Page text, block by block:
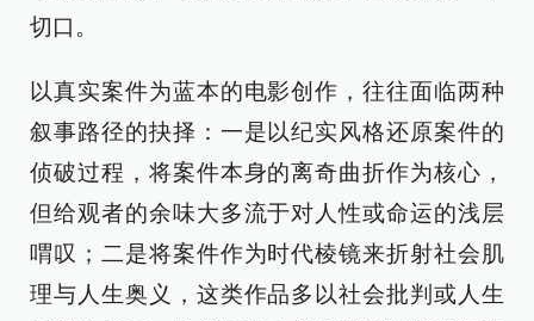
切口。
以真实案件为蓝本的电影创作，往往面临两种
叙事路径的抉择：一是以纪实风格还原案件的
侦破过程，将案件本身的离奇曲折作为核心，
但给观者的余味大多流于对人性或命运的浅层
喟叹；二是将案件作为时代棱镜来折射社会肌
理与人生奥义，这类作品多以社会批判或人生